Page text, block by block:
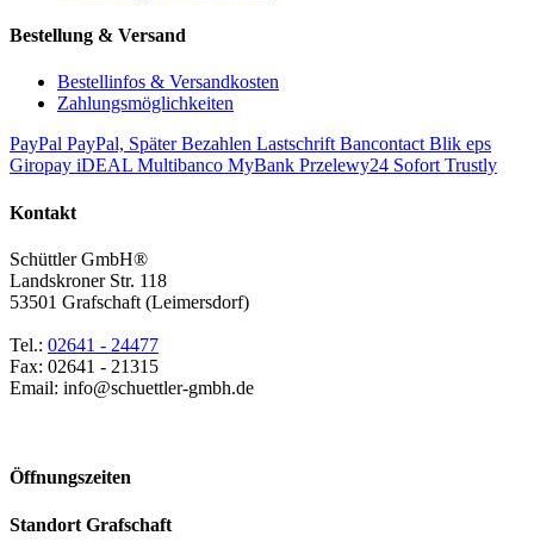
Bestellung & Versand
Bestellinfos & Versandkosten
Zahlungsmöglichkeiten
PayPal PayPal, Später Bezahlen Lastschrift Bancontact Blik eps
Giropay iDEAL Multibanco MyBank Przelewy24 Sofort Trustly
Kontakt
Schüttler GmbH®
Landskroner Str. 118
53501 Grafschaft (Leimersdorf)
Tel.: 02641 - 24477
Fax: 02641 - 21315
Email: info
Öffnungszeiten
Standort Grafschaft